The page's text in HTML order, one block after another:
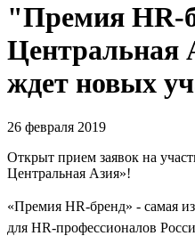
"Премия HR-
Центральная
ждет новых
26 февраля 2019
Открыт прием заявок на
Центральная Азия»!
«Премия HR-бренд» - самая
для HR-профессионалов